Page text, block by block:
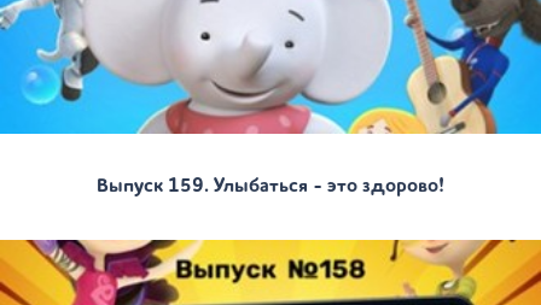
Выпуск 159. Улыбаться - это здорово!